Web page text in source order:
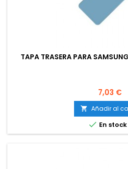
TAPA TRASERA PARA
Precio
7,03 €
 Añadir al
 En stock